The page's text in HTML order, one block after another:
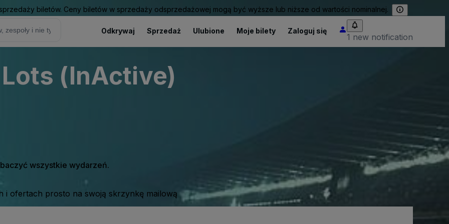
biletów. Ceny biletów w sprzedaży odsprzedażowej mogą być wyższe lub niższe od wartości nominalnej.
Odkrywaj Sprzedaż Ulubione Moje bilety Zaloguj się
1 new notification
(InActive)
wszystkie wydarzeń.
ofertach prosto na swoją skrzynkę mailową